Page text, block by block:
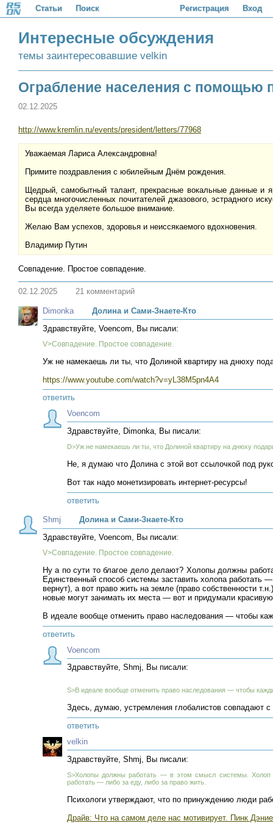
Статьи Поиск Регистрация Вход
Интересные обсуждения
темы заинтересовавшие velkin
Ограбление населения с помощью
02.12.2025
http://www.kremlin.ru/events/president/letters/77968
Уважаемая Лариса Александровна!
Примите поздравления с юбилейным Днём рождения.
Щедрый, самобытный талант, прекрасные вокальные данные и
сердца многочисленных почитателей джазового, эстрадного
Вы всегда уделяете большое внимание.
Желаю Вам успехов, здоровья и неиссякаемого вдохновения.
Владимир Путин
Совпадение. Простое совпадение.
02.12.2025 21 комментарий
Dimonka
Долина и Сами-Знаете-Кто
Здравствуйте, Voencom, Вы писали:
V>Совпадение. Простое совпадение.
Уж не намекаешь ли ты, что Долиной квартиру на днюху
https://www.youtube.com/watch?v=yL38M5pn4A4
ответить
Voencom
Здравствуйте, Dimonka, Вы писали:
D>Уж не намекаешь ли ты, что Долиной квартиру на днюху
Не, я думаю что Долина с этой вот ссылочкой под
Вот так надо монетизировать интернет-ресурсы!
ответить
Shmj
Долина и Сами-Знаете-Кто
Здравствуйте, Voencom, Вы писали:
V>Совпадение. Простое совпадение.
Ну а по сути то благое дело делают? Холопы должны
Единственный способ системы заставить холопа
вернут), а вот право жить на земле (право собственности
новые могут занимать их места — вот и придумали
В идеале вообще отменить право наследования — чтобы
ответить
Voencom
Здравствуйте, Shmj, Вы писали:
S>В идеале вообще отменить право наследования — чтобы
Здесь, думаю, устремления глобалистов совпадают
ответить
velkin
Здравствуйте, Shmj, Вы писали:
S>Холопы должны работать — в этом смысл системы. Холоп
работать — либо за еду, либо за право жить.
Психологи утверждают, что по принуждению люди
Драйв: Что на самом деле нас мотивирует. Пинк